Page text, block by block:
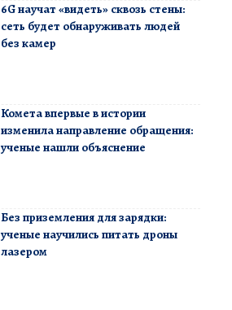
6G научат «видеть» сквозь стены:
сеть будет обнаруживать людей
без камер
Комета впервые в истории
изменила направление обращения:
ученые нашли объяснение
Без приземления для зарядки:
ученые научились питать дроны
лазером